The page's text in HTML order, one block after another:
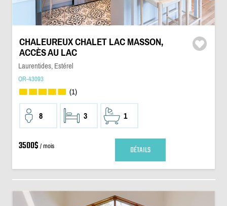
CHALEUREUX CHALET LAC MASSON,
ACCÈS AU LAC
Laurentides, Estérel
OR-43093
(1)
8 3 1
3500$ / mois DÉTAILS